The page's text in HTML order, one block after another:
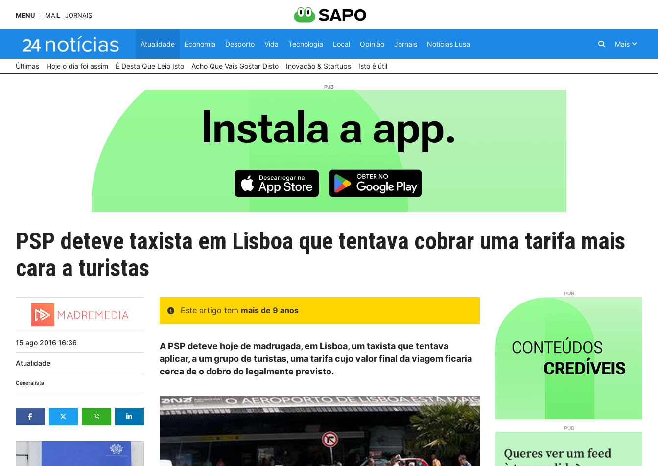
MENU MAIL JORNAIS
Atualidade Economia Desporto Vida Tecnologia Local Opinião Jornais Notícias Lusa Mais
Últimas Hoje o dia foi assim É Desta Que Leio Isto Acho Que Vais Gostar Disto Inovação & Startups Isto é útil
PSP deteve taxista em Lisboa que tentava cobrar uma tarifa mais
cara a turistas
15 ago 2016 16:36
Atualidade
Generalista
Este artigo tem mais de 9 anos
A PSP deteve hoje de madrugada, em Lisboa, um taxista que tentava
aplicar, a um grupo de turistas, uma tarifa cujo valor final da viagem ficaria
cerca de o dobro do legalmente previsto.